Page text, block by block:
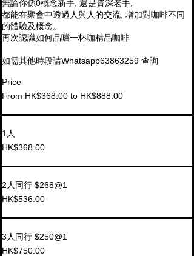
無論你係0概念新手, 還是資深老手,
都能在聚會中透過人與人的交流, 增加對咖啡不同
的體驗及概念。
再次認識如何品嚐一杯咖精品咖啡
如需其他時段請Whatsapp63863259 查詢
Price
From HK$368.00 to HK$888.00
1人
HK$368.00
2人同行 $268@1
HK$536.00
3人同行 $250@1
HK$750.00